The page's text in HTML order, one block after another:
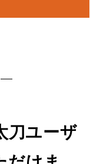
刀ユーザ